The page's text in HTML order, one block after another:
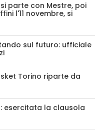
parte con Mestre, poi
l'11 novembre, si
sul futuro: ufficiale
Torino riparte da
esercitata la clausola